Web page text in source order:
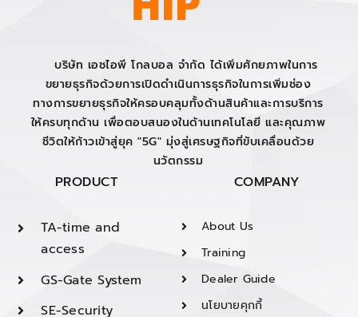
บริษัท เอชไอพี โกลบอล จำกัด ได้เพิ่มศักยภาพในการ
ขยายธุรกิจด้วยการเปิดดำเนินการธุรกิจในการเพิ่มช่อง
ทางการขยายธุรกิจให้ครอบคลุมทั้งด้านสินค้าและการบริการ
ให้ครบทุกด้าน เพื่อตอบสนองในด้านเทคโนโลยี และคุณภาพ
ชีวิตให้ก้าวเข้าสู่ยุค "5G" มุ่งสู่เศรษฐกิจที่ขับเคลื่อนด้วย
นวัตกรรม
PRODUCT
TA-time and
access
GS-Gate System
SE-Security
COMPANY
About Us
Training
Dealer Guide
นโยบายคุกกี้